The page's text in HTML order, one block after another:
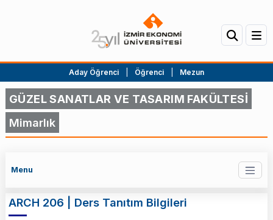
Aday Öğrenci Öğrenci Mezun
GÜZEL SANATLAR VE TASARIM FAKÜLTESİ
Mimarlık
Menu
ARCH 206 | Ders Tanıtım Bilgileri